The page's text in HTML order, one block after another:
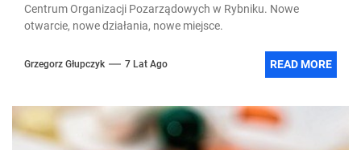
Centrum Organizacji Pozarządowych w Rybniku. Nowe
otwarcie, nowe działania, nowe miejsce.
Grzegorz Głupczyk 7 Lat Ago READ MORE